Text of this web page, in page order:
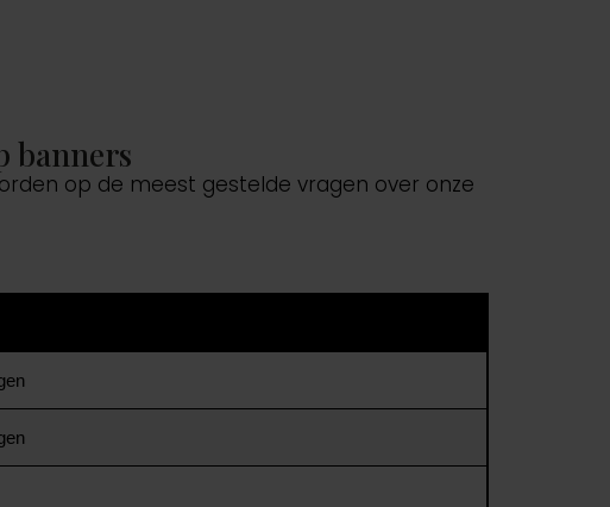
banners
op de meest gestelde vragen over onze